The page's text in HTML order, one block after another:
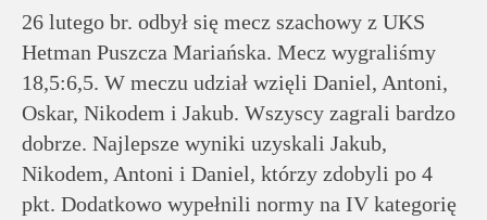
Dla
pracowników
Historia
26 lutego br. odbył się mecz szachowy z UKS
Hetman Puszcza Mariańska. Mecz wygraliśmy
18,5:6,5. W meczu udział wzięli Daniel, Antoni,
Oskar, Nikodem i Jakub. Wszyscy zagrali bardzo
dobrze. Najlepsze wyniki uzyskali Jakub,
Nikodem, Antoni i Daniel, którzy zdobyli po 4
pkt. Dodatkowo wypełnili normy na IV kategorię